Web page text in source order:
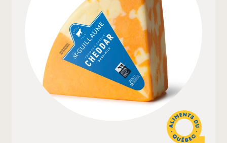
Restaurants
Institutions
À propos